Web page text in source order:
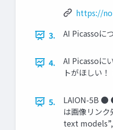
https://
3.
AI Picassoに
4.
AI Picassoに
トがほしい
5.
LAION-5B ●
は画像リン
text